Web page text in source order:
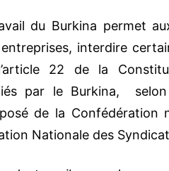
du Burkina permet
interdire
22 de la
par le Burkina,
de la Confédération
Nationale des